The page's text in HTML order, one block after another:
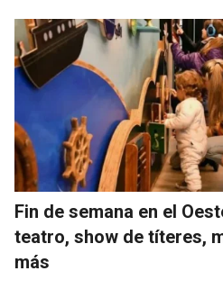
Fin de semana en el
teatro, show de títeres,
más